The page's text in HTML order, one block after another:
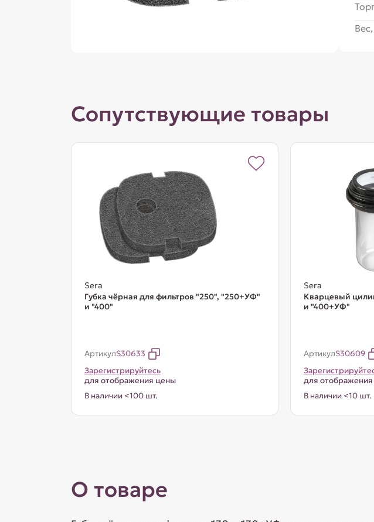
Вес,
Сопутствующие товары
Sera
Губка чёрная для фильтров "250", "250+УФ"
и "400"
АртикулS30633
Зарегистрируйтесь
для отображения цены
В наличии <100 шт.
Sera
Кварцевый
и "400+УФ"
АртикулS30609
для
В наличии <10 шт.
О товаре